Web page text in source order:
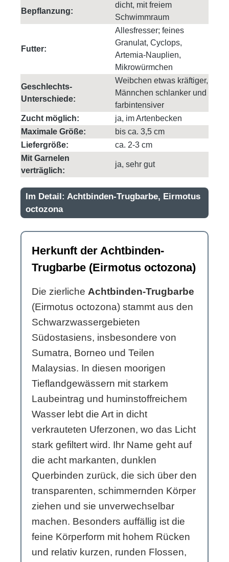
Bepflanzung:
dicht, mit freiem
Schwimmraum
Futter:
Allesfresser; feines
Granulat, Cyclops,
Artemia-Nauplien,
Mikrowürmchen
Geschlechts-
Unterschiede:
Weibchen etwas kräftiger,
Männchen schlanker und
farbintensiver
Zucht möglich:
ja, im Artenbecken
Maximale Größe:
bis ca. 3,5 cm
Liefergröße:
ca. 2-3 cm
Mit Garnelen
verträglich:
ja, sehr gut
Im Detail: Achtbinden-Trugbarbe, Eirmotus
octozona
Herkunft der Achtbinden-
Trugbarbe (Eirmotus octozona)
Die zierliche Achtbinden-Trugbarbe
(Eirmotus octozona) stammt aus den
Schwarzwassergebieten
Südostasiens, insbesondere von
Sumatra, Borneo und Teilen
Malaysias. In diesen moorigen
Tieflandgewässern mit starkem
Laubeintrag und huminstoffreichem
Wasser lebt die Art in dicht
verkrauteten Uferzonen, wo das Licht
stark gefiltert wird. Ihr Name geht auf
die acht markanten, dunklen
Querbinden zurück, die sich über den
transparenten, schimmernden Körper
ziehen und sie unverwechselbar
machen. Besonders auffällig ist die
feine Körperform mit hohem Rücken
und relativ kurzen, runden Flossen,